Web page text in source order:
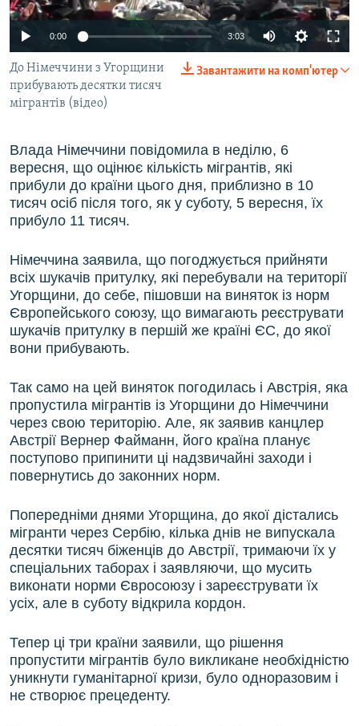
ВІДЕОУРОКИ «ELIFBE»
СВІДЧЕННЯ ОКУПАЦІЇ
УКРАЇНСЬКА ПРОБЛЕМА КРИМУ
ІНФОГРАФІКА
Русский
Qırımtatar
ДОЛУЧАЙСЯ!
Усі сайти RFE/RL
0:00 3:03
Завантажити на комп'ютер
До Німеччини з Угорщини
прибувають десятки тисяч
мігрантів (відео)
Влада Німеччини повідомила в неділю, 6
вересня, що оцінює кількість мігрантів, які
прибули до країни цього дня, приблизно в 10
тисяч осіб після того, як у суботу, 5 вересня, їх
прибуло 11 тисяч.
Німеччина заявила, що погоджується прийняти
всіх шукачів притулку, які перебували на території
Угорщини, до себе, пішовши на виняток із норм
Європейського союзу, що вимагають реєструвати
шукачів притулку в першій же країні ЄС, до якої
вони прибувають.
Так само на цей виняток погодилась і Австрія, яка
пропустила мігрантів із Угорщини до Німеччини
через свою територію. Але, як заявив канцлер
Австрії Вернер Файманн, його країна планує
поступово припинити ці надзвичайні заходи і
повернутись до законних норм.
Попередніми днями Угорщина, до якої дістались
мігранти через Сербію, кілька днів не випускала
десятки тисяч біженців до Австрії, тримаючи їх у
спеціальних таборах і заявляючи, що мусить
виконати норми Євросоюзу і зареєструвати їх
усіх, але в суботу відкрила кордон.
Тепер ці три країни заявили, що рішення
пропустити мігрантів було викликане необхідністю
уникнути гуманітарної кризи, було одноразовим і
не створює прецеденту.